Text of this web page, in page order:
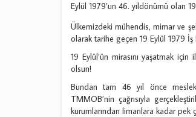
Eylül 1979’un 46. yıldönümü olan
Ülkemizdeki mühendis, mimar ve
olarak tarihe geçen 19 Eylül 1979 İş
19 Eylül’ün mirasını yaşatmak
olsun!
Bundan tam 46 yıl önce
TMMOB’nin çağrısıyla
kurumlarından limanlara kadar pek